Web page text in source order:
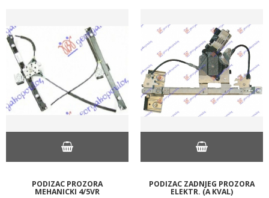
PODIZAC PROZORA
MEHANICKI 4/5VR
PODIZAC ZADNJEG PROZORA
ELEKTR. (A KVAL)